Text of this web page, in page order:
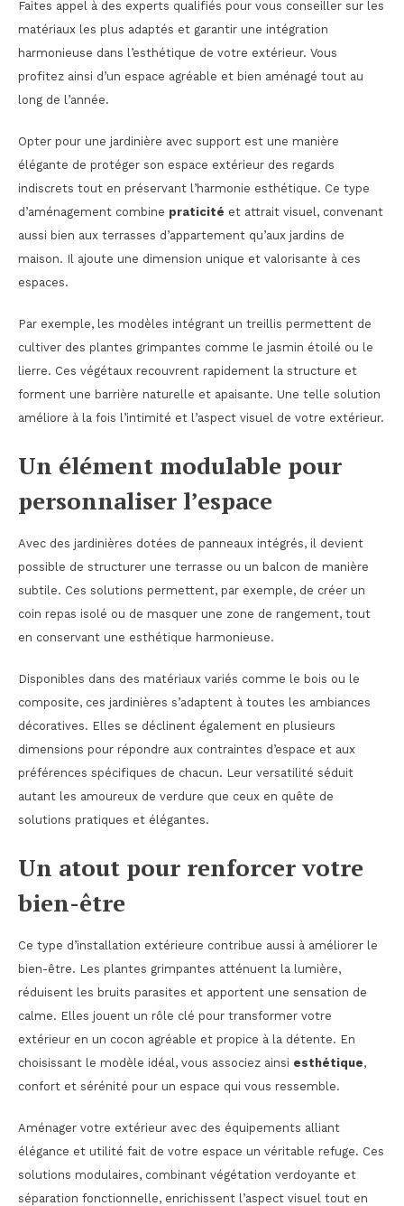
Faites appel à des experts qualifiés pour vous conseiller sur les
matériaux les plus adaptés et garantir une intégration
harmonieuse dans l’esthétique de votre extérieur. Vous
profitez ainsi d’un espace agréable et bien aménagé tout au
long de l’année.
Opter pour une jardinière avec support est une manière
élégante de protéger son espace extérieur des regards
indiscrets tout en préservant l’harmonie esthétique. Ce type
d’aménagement combine praticité et attrait visuel, convenant
aussi bien aux terrasses d’appartement qu’aux jardins de
maison. Il ajoute une dimension unique et valorisante à ces
espaces.
Par exemple, les modèles intégrant un treillis permettent de
cultiver des plantes grimpantes comme le jasmin étoilé ou le
lierre. Ces végétaux recouvrent rapidement la structure et
forment une barrière naturelle et apaisante. Une telle solution
améliore à la fois l’intimité et l’aspect visuel de votre extérieur.
Un élément modulable pour
personnaliser l’espace
Avec des jardinières dotées de panneaux intégrés, il devient
possible de structurer une terrasse ou un balcon de manière
subtile. Ces solutions permettent, par exemple, de créer un
coin repas isolé ou de masquer une zone de rangement, tout
en conservant une esthétique harmonieuse.
Disponibles dans des matériaux variés comme le bois ou le
composite, ces jardinières s’adaptent à toutes les ambiances
décoratives. Elles se déclinent également en plusieurs
dimensions pour répondre aux contraintes d’espace et aux
préférences spécifiques de chacun. Leur versatilité séduit
autant les amoureux de verdure que ceux en quête de
solutions pratiques et élégantes.
Un atout pour renforcer votre
bien-être
Ce type d’installation extérieure contribue aussi à améliorer le
bien-être. Les plantes grimpantes atténuent la lumière,
réduisent les bruits parasites et apportent une sensation de
calme. Elles jouent un rôle clé pour transformer votre
extérieur en un cocon agréable et propice à la détente. En
choisissant le modèle idéal, vous associez ainsi esthétique,
confort et sérénité pour un espace qui vous ressemble.
Aménager votre extérieur avec des équipements alliant
élégance et utilité fait de votre espace un véritable refuge. Ces
solutions modulaires, combinant végétation verdoyante et
séparation fonctionnelle, enrichissent l’aspect visuel tout en